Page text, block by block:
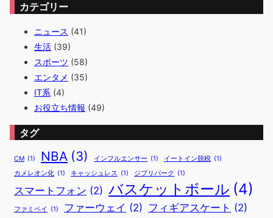
カテゴリー
ニュース (41)
生活 (39)
スポーツ (58)
エンタメ (35)
IT系 (4)
お役立ち情報 (49)
タグ
CM (1) NBA (3) インフルエンサー (1) イートイン脱税 (1)
カメレオン化 (1) キャッシュレス (1) ジブリパーク (1)
スマートフォン (2) バスケットボール (4)
ファミペイ (1) ファーウェイ (2) フィギアスケート (2)